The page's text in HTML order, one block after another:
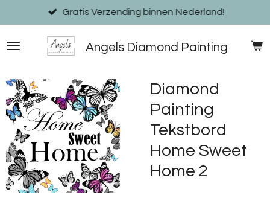
direct
naar
Angels Diamond Painting
Gratis Verzending binnen Nederland!
Diamond
Painting
Tekstbord
Home Sweet
Home 2